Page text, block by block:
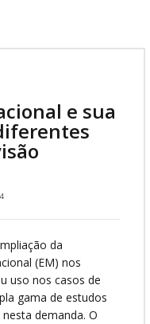
e sua
da
(EM) nos
uso nos casos de
gama de estudos
demanda. O